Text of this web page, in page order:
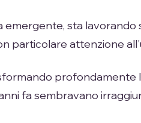
emergente, sta
particolare attenzione
profondamente
fa sembravano